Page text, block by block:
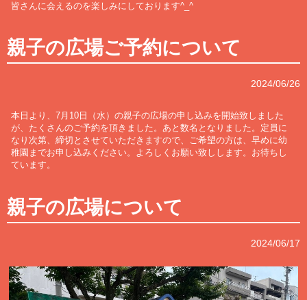
皆さんに会えるのを楽しみにしております^_^
親子の広場ご予約について
2024/06/26
本日より、7月10日（水）の親子の広場の申し込みを開始致しました
が、たくさんのご予約を頂きました。あと数名となりました。定員に
なり次第、締切とさせていただきますので、ご希望の方は、早めに幼
稚園までお申し込みください。よろしくお願い致しします。お待ちし
ています。
親子の広場について
2024/06/17